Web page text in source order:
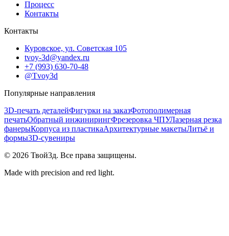
Процесс
Контакты
Контакты
Куровское, ул. Советская 105
tvoy-3d@yandex.ru
+7 (993) 630-70-48
@Tvoy3d
Популярные направления
3D-печать деталейФигурки на заказФотополимерная
печатьОбратный инжинирингФрезеровка ЧПУЛазерная резка
фанерыКорпуса из пластикаАрхитектурные макетыЛитьё и
формы3D-сувениры
© 2026 Твой3д. Все права защищены.
Made with precision and red light.